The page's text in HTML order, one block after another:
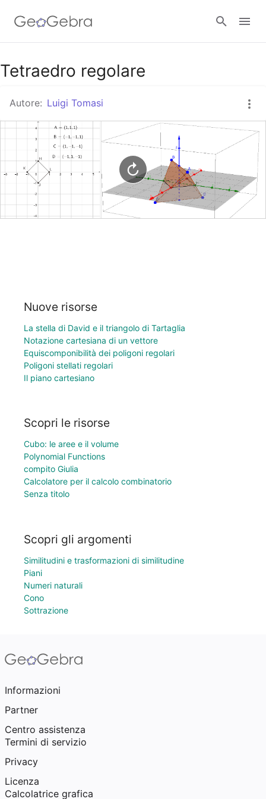
Google Classroom
GeoGebra Classroom
Tetraedro regolare
Autore: Luigi Tomasi
Nuove risorse
La stella di David e il triangolo di Tartaglia
Notazione cartesiana di un vettore
Equiscomponibilità dei poligoni regolari
Poligoni stellati regolari
Il piano cartesiano
Scopri le risorse
Cubo: le aree e il volume
Polynomial Functions
compito Giulia
Calcolatore per il calcolo combinatorio
Senza titolo
Scopri gli argomenti
Similitudini e trasformazioni di similitudine
Piani
Numeri naturali
Cono
Sottrazione
Informazioni
Partner
Centro assistenza
Termini di servizio
Privacy
Licenza
Calcolatrice grafica